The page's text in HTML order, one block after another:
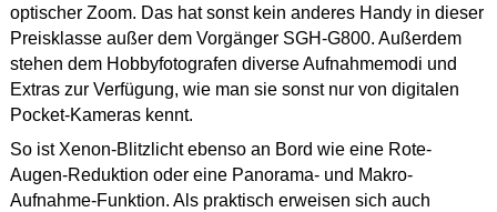
optischer Zoom. Das hat sonst kein anderes Handy in dieser
Preisklasse außer dem Vorgänger SGH-G800. Außerdem
stehen dem Hobbyfotografen diverse Aufnahmemodi und
Extras zur Verfügung, wie man sie sonst nur von digitalen
Pocket-Kameras kennt.
So ist Xenon-Blitzlicht ebenso an Bord wie eine Rote-
Augen-Reduktion oder eine Panorama- und Makro-
Aufnahme-Funktion. Als praktisch erweisen sich auch